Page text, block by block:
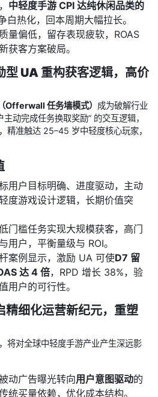
中轻度手游 CPI 达纯休闲品类的
白热化，回本周期大幅拉长。
量偏低，留存表现疲软，ROAS
获客方案破局。
型 UA 重构获客逻辑，高价
Offerwall 任务墙模式） 成为破解行业
动完成任务换取奖励” 的交互逻辑，
精准触达 25–45 岁中轻度核心玩家，
用户目标明确、进度驱动，主动
度游戏设计逻辑，长期价值突
门槛任务实现大规模获客，高门
用户，平衡量级与 ROI。
案例显示，激励 UA 可使D7 留
达 4 倍，RPD 增长 38%，验
用户的可行性。
精细化运营新纪元，重塑
将对全球中轻度手游产业产生深远影
动广告曝光转向用户意图驱动的
统买量依赖，优化成本结构。